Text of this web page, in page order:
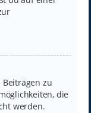
Beiträgen zu
die
werden.